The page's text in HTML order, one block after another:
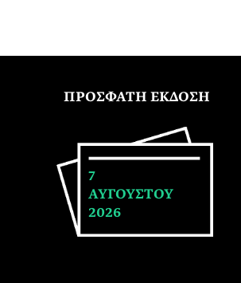
ΠΡΟΣΦΑΤΗ ΕΚΔΟΣΗ
7
ΑΥΓΟΥΣΤΟΥ
2026